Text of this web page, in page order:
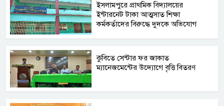
​ইসলামপুরে প্রাথমিক বিদ্যালয়ের
ইন্টারনেট টাকা আত্মসাত শিক্ষা
কর্মকর্তাদের বিরুদ্ধে দুদকে অভিযোগ
কুবিতে সেন্টার ফর জাকাত
ম্যানেজমেন্টের উদ্যোগে বৃত্তি বিতরণ